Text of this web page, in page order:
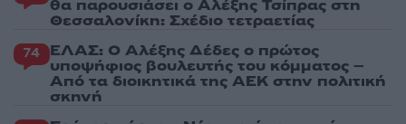
θα παρουσιάσει ο Αλέξης Τσίπρας στη
Θεσσαλονίκη: Σχέδιο τετραετίας
74 ΕΛΑΣ: Ο Αλέξης Δέδες ο πρώτος
υποψήφιος βουλευτής του κόμματος –
Από τα διοικητικά της ΑΕΚ στην πολιτική
σκηνή